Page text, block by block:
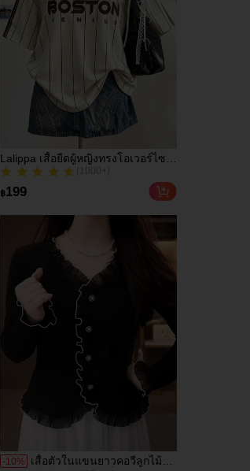
Lalippa เสื้อยืดผู้หญิงทรงโอเวอร์ไซส์
ความยาวกลาง คอกลม ไหล่ตก ลาย
พิมพ์ตัวอักษรและลายทางแนวตั้ง
สไตล์แฟชั่นมินิมอล ของขวัญให้เพื่อน
(1000+)
200+ ขายแล้ว
200+ ขายแล้ว
฿199
-10%
เสื้อตัวในแขนยาวคอวีลูกไม้
(100+)